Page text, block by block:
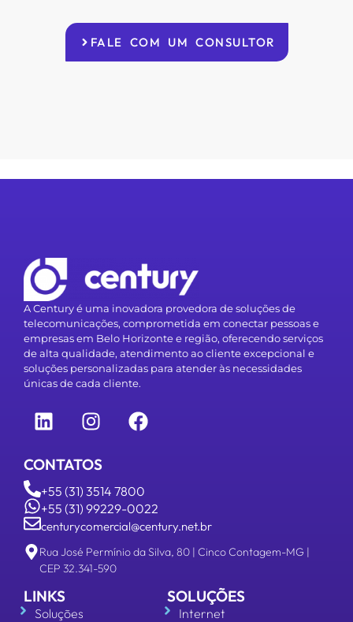
FALE COM UM CONSULTOR
A Century é uma inovadora provedora de soluções de
telecomunicações, comprometida em conectar pessoas e
empresas em Belo Horizonte e região, oferecendo serviços
de alta qualidade, atendimento ao cliente excepcional e
soluções personalizadas para atender às necessidades
únicas de cada cliente.
CONTATOS
+55 (31) 3514 7800
+55 (31) 99229-0022
centurycomercial@century.net.br
Rua José Permínio da Silva, 80 | Cinco Contagem-MG |
CEP 32.341-590
LINKS
Soluções
SOLUÇÕES
Internet